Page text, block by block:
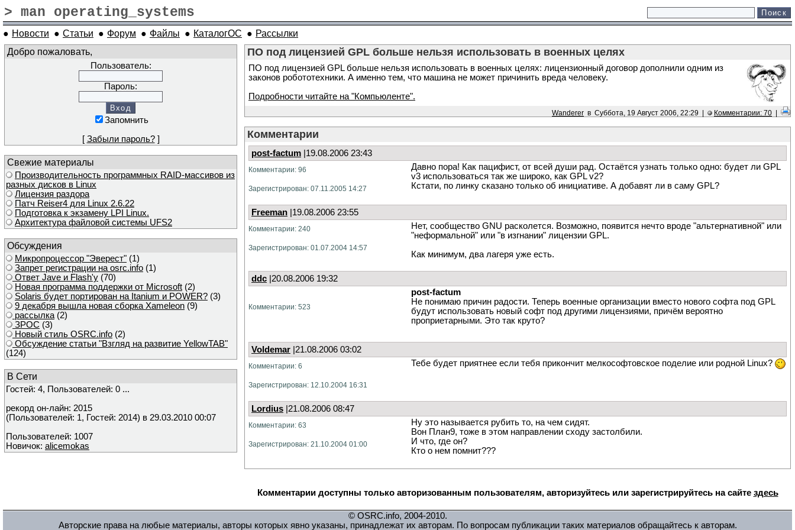
> man operating_systems
● Новости ● Статьи ● Форум ● Файлы ● КаталогОС ● Рассылки
Добро пожаловать,
Пользователь:
Пароль:
Запомнить
[ Забыли пароль?]
Свежие материалы
Производительность программных RAID-массивов из
разных дисков в Linux
Лицензия раздора
Патч Reiser4 для Linux 2.6.22
Подготовка к экзамену LPI Linux.
Архитектура файловой системы UFS2
Обсуждения
Микропроцессор "Эверест" (1)
Запрет регистрации на osrc.info (1)
Ответ Javе и Flash'у (70)
Новая программа поддержки от Microsoft (2)
Solaris будет портирован на Itanium и POWER? (3)
9 декабря вышла новая сборка Xameleon (9)
рассылка (2)
ЗРОС (3)
Новый стиль OSRC.info (2)
Обсуждение статьи "Взгляд на развитие YellowTAB"
(124)
В Сети
Гостей: 4, Пользователей: 0 ...
рекорд он-лайн: 2015
(Пользователей: 1, Гостей: 2014) в 29.03.2010 00:07
Пользователей: 1007
Новичок: alicemokas
ПО под лицензией GPL больше нельзя использовать в военных целях
ПО под лицензией GPL больше нельзя использовать в военных целях: лицензионный договор дополнили одним из
законов робототехники. А именно тем, что машина не может причинить вреда человеку.
Подробности читайте на "Компьюленте".
Wanderer в Суббота, 19 Август 2006, 22:29 | Комментарии: 70 |
Комментарии
post-factum |19.08.2006 23:43
Комментарии: 96
Зарегистрирован: 07.11.2005 14:27
Давно пора! Как пацифист, от всей души рад. Остаётся узнать только одно: будет ли GPL
v3 использоваться так же широко, как GPL v2?
Кстати, по линку сказано только об инициативе. А добавят ли в саму GPL?
Freeman |19.08.2006 23:55
Комментарии: 240
Зарегистрирован: 01.07.2004 14:57
Нет, сообщество GNU расколется. Возможно, появится нечто вроде "альтернативной" или
"неформальной" или "в изгнании" лицензии GPL.
Как минимум, два лагеря уже есть.
ddc |20.08.2006 19:32
Комментарии: 523
post-factum
Не понимаю причин радости. Теперь военные организации вместо нового софта под GPL
будут использовать новый софт под другими лицензиями, причём вероятно
проприетарными. Это так круто?
Voldemar |21.08.2006 03:02
Комментарии: 6
Зарегистрирован: 12.10.2004 16:31
Тебе будет приятнее если тебя прикончит мелкософтовское поделие или родной Linux?
Lordius |21.08.2006 08:47
Комментарии: 63
Зарегистрирован: 21.10.2004 01:00
Ну это называется рубить то, на чем сидят.
Вон План9, тоже в этом направлении сходу застолбили.
И что, где он?
Кто о нем помнит???
Комментарии доступны только авторизованным пользователям, авторизуйтесь или зарегистрируйтесь на сайте здесь
© OSRC.info, 2004-2010.
Авторские права на любые материалы, авторы которых явно указаны, принадлежат их авторам. По вопросам публикации таких материалов обращайтесь к авторам.